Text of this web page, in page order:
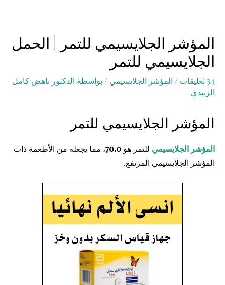
المؤشر الجلايسيمي للتمر | الحمل
الجلايسيمي للتمر
34 تعليقات / المؤشر الجلايسيمي / بواسطة الدكتور ناهض كامل
الزبيدي
المؤشر الجلايسيمي للتمر
المؤشر الجلايسيمي للتمر هو 70.0، مما يجعله من الأطعمة ذات
المؤشر الجلايسيمي المرتفع.